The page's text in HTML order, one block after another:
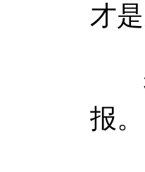
才是
我
报。